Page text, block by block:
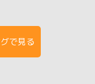
で見る